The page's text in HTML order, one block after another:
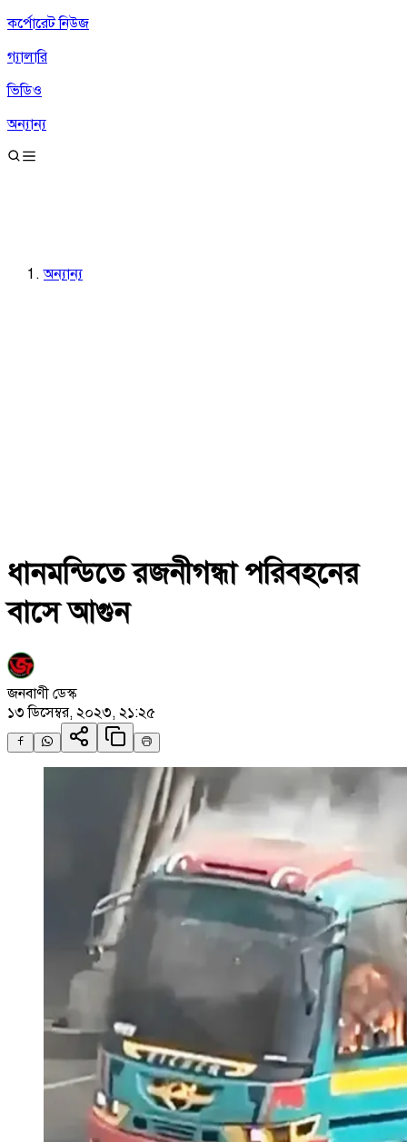
কর্পোরেট নিউজ
গ্যালারি
ভিডিও
অন্যান্য
অন্যান্য
ধানমন্ডিতে রজনীগন্ধা পরিবহনের
বাসে আগুন
জনবাণী ডেস্ক
১৩ ডিসেম্বর, ২০২৩, ২১:২৫